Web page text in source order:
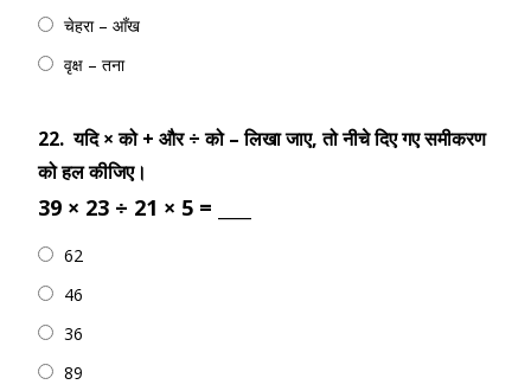
चेहरा – आँख
वृक्ष – तना
22. यदि × को + और ÷ को – लिखा जाए, तो नीचे दिए गए समीकरण
को हल कीजिए।
39 × 23 ÷ 21 × 5 = ____
62
46
36
89